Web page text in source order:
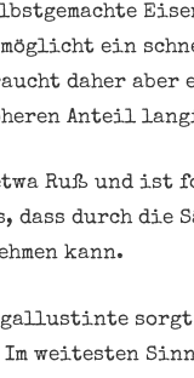
ein
daher
Anteil
Ruß und ist
durch die
kann.
Im weitesten